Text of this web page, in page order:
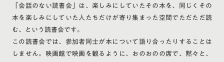
「会話のない読書会」は、楽しみにしていたその本を、同じくその
本を楽しみにしていた人たちだけが寄り集まった空間でただただ読
む、という読書会です。
この読書会では、参加者同士が本について語り合ったりすることは
しません。映画館で映画を観るように、おのおのの席で、黙々と、